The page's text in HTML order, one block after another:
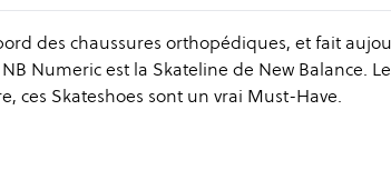
des chaussures orthopédiques, et fait
Numeric est la Skateline de New Balance.
ces Skateshoes sont un vrai Must-Have.